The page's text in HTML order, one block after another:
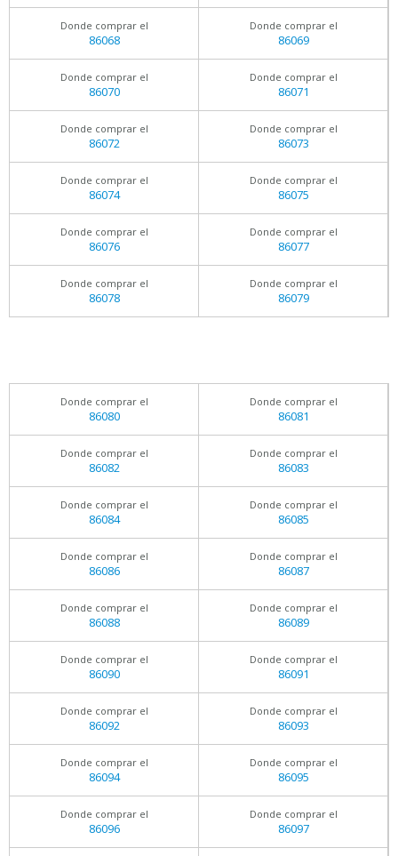
Donde comprar el
86068
Donde comprar el
86069
Donde comprar el
86070
Donde comprar el
86071
Donde comprar el
86072
Donde comprar el
86073
Donde comprar el
86074
Donde comprar el
86075
Donde comprar el
86076
Donde comprar el
86077
Donde comprar el
86078
Donde comprar el
86079
Donde comprar el
86080
Donde comprar el
86081
Donde comprar el
86082
Donde comprar el
86083
Donde comprar el
86084
Donde comprar el
86085
Donde comprar el
86086
Donde comprar el
86087
Donde comprar el
86088
Donde comprar el
86089
Donde comprar el
86090
Donde comprar el
86091
Donde comprar el
86092
Donde comprar el
86093
Donde comprar el
86094
Donde comprar el
86095
Donde comprar el
86096
Donde comprar el
86097